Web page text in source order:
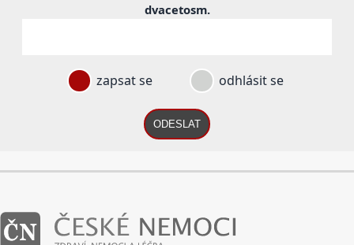
dvacetosm.
zapsat se odhlásit se
ODESLAT